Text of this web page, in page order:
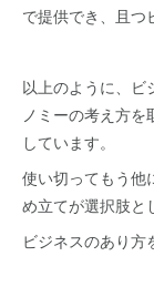
で提供でき、且つ
以上のように、ビ
ノミーの考え方を
しています。
使い切ってもう他
め立てが選択肢と
ビジネスのあり方